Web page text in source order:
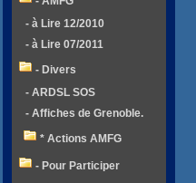
- à Lire 12/2010
- à Lire 07/2011
- Divers
- ARDSL SOS
- Affiches de Grenoble.
* Actions AMFG
- Pour Participer